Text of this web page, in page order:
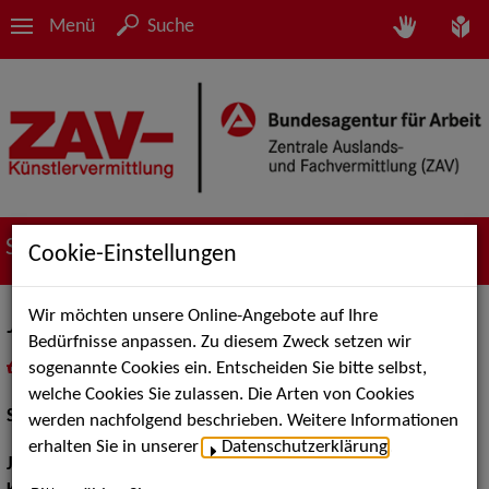
Menü Suche
Suche nach Künstler*innen
Jean Paul Baeck
als PDF speichern
inMeine Merklistelegen
Schauspiel:Film und TV
Jahrgang:
Cookie-Einstellungen
Wir möchten unsere Online-Angebote auf Ihre
Bedürfnisse anpassen. Zu diesem Zweck setzen wir
sogenannte Cookies ein. Entscheiden Sie bitte selbst,
welche Cookies Sie zulassen. Die Arten von Cookies
werden nachfolgend beschrieben. Weitere Informationen
erhalten Sie in unserer
Datenschutzerklärung